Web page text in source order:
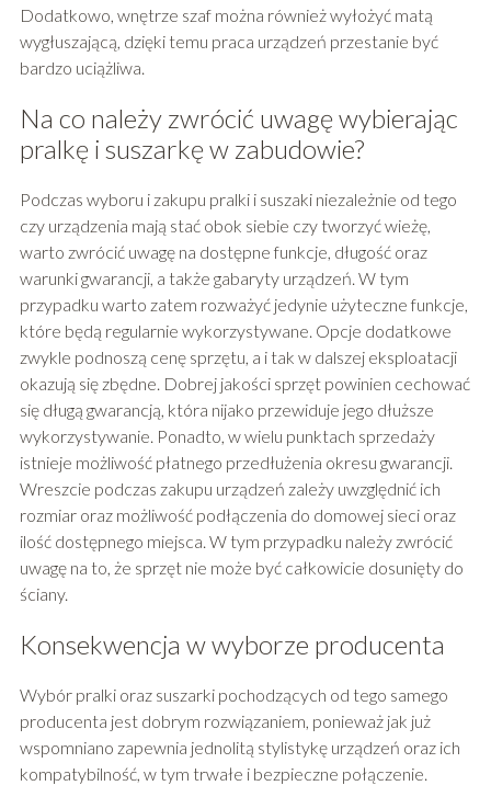
Dodatkowo, wnętrze szaf można również wyłożyć matą
wygłuszającą, dzięki temu praca urządzeń przestanie być
bardzo uciążliwa.
Na co należy zwrócić uwagę wybierając
pralkę i suszarkę w zabudowie?
Podczas wyboru i zakupu pralki i suszaki niezależnie od tego
czy urządzenia mają stać obok siebie czy tworzyć wieżę,
warto zwrócić uwagę na dostępne funkcje, długość oraz
warunki gwarancji, a także gabaryty urządzeń. W tym
przypadku warto zatem rozważyć jedynie użyteczne funkcje,
które będą regularnie wykorzystywane. Opcje dodatkowe
zwykle podnoszą cenę sprzętu, a i tak w dalszej eksploatacji
okazują się zbędne. Dobrej jakości sprzęt powinien cechować
się długą gwarancją, która nijako przewiduje jego dłuższe
wykorzystywanie. Ponadto, w wielu punktach sprzedaży
istnieje możliwość płatnego przedłużenia okresu gwarancji.
Wreszcie podczas zakupu urządzeń zależy uwzględnić ich
rozmiar oraz możliwość podłączenia do domowej sieci oraz
ilość dostępnego miejsca. W tym przypadku należy zwrócić
uwagę na to, że sprzęt nie może być całkowicie dosunięty do
ściany.
Konsekwencja w wyborze producenta
Wybór pralki oraz suszarki pochodzących od tego samego
producenta jest dobrym rozwiązaniem, ponieważ jak już
wspomniano zapewnia jednolitą stylistykę urządzeń oraz ich
kompatybilność, w tym trwałe i bezpieczne połączenie.